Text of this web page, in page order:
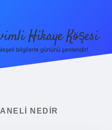
Hikaye Köşesi
bilgilerle gününü şenlendir!
NEDIR